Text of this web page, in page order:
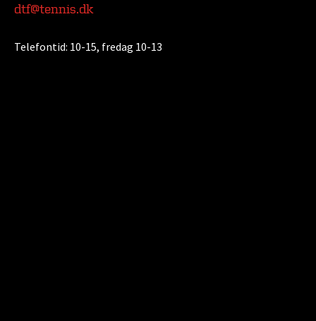
dtf@tennis.dk
Telefontid: 10-15, fredag 10-13